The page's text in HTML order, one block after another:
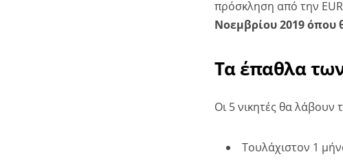
πρόσκληση από την
Νοεμβρίου 2019 όπου
Τα έπαθλα
Οι 5 νικητές θα
Τουλάχιστον 1